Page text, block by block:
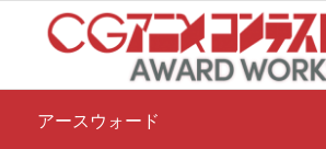
アースウォード